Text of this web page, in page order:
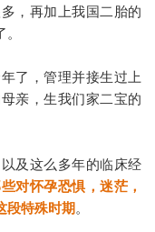
，再加上我国二胎的
了，管理并接生过上
亲，生我们家二宝的
及这么多年的临床经
对怀孕恐惧，迷茫，
段特殊时期 。